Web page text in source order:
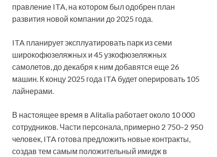
правление ITA, на котором был одобрен план
развития новой компании до 2025 года.
ITA планирует эксплуатировать парк из семи
широкофюзеляжных и 45 узкофюзеляжных
самолетов, до декабря к ним добавятся еще 26
машин. К концу 2025 года ITA будет оперировать 105
лайнерами.
В настоящее время в Alitalia работает около 10 000
сотрудников. Части персонала, примерно 2 750–2 950
человек, ITA готова предложить новые контракты,
создав тем самым положительный имидж в